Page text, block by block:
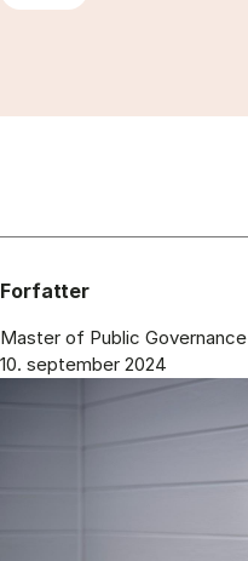
Forfatter
Master of Public Governance
10. september 2024